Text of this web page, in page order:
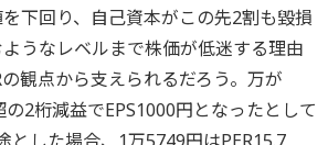
下回り、自己資本がこの先2割も毀損
うなレベルまで株価が低迷する理由
観点から支えられるだろう。万が
2桁減益でEPS1000円となったとして